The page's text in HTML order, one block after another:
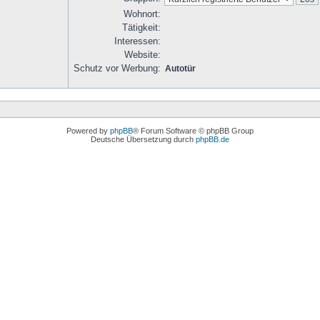
Wohnort:
Tätigkeit:
Interessen:
Website:
Schutz vor Werbung: Autotür
Powered by phpBB® Forum Software © phpBB Group
Deutsche Übersetzung durch phpBB.de